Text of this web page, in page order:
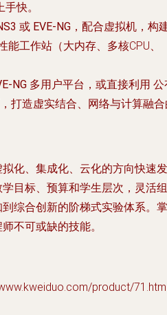
手快。
或 EVE-NG ，配合虚拟机，构
工作站（大内存、多核CPU、
NG 多用户平台，或直接利用 公
打造虚实结合、网络与计算融
化、集成化、云化的方向快速发
目标、预算和学生层次，灵活组
综合创新的阶梯式实验体系。掌
不可或缺的技能。
product/